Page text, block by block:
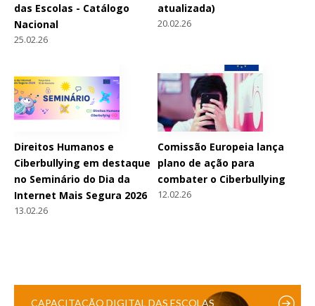
das Escolas - Catálogo
Nacional
25.02.26
atualizada)
20.02.26
Direitos Humanos e
Ciberbullying em destaque
no Seminário do Dia da
Internet Mais Segura 2026
13.02.26
Comissão Europeia lança
plano de ação para
combater o Ciberbullying
12.02.26
CAPACITAÇÃO DIGITAL DAS ESCOLAS